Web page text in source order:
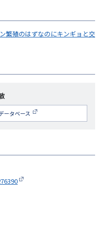
繁殖のはずなのにキンギョと交
ータベース